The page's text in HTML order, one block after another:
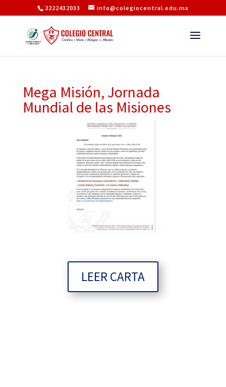
2222432033 info@colegiocentral.edu.mx
Mega Misión, Jornada
Mundial de las Misiones
LEER CARTA